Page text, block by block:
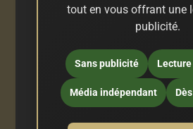
tout en vous offrant une
publicité.
Sans publicité
Média indépendant